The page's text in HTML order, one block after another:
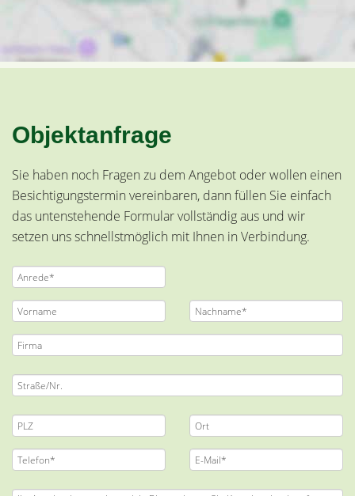
Objektanfrage
Sie haben noch Fragen zu dem Angebot oder wollen einen
Besichtigungstermin vereinbaren, dann füllen Sie einfach
das untenstehende Formular vollständig aus und wir
setzen uns schnellstmöglich mit Ihnen in Verbindung.